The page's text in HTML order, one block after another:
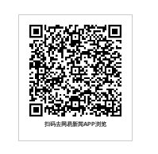
扫码去网易新闻APP浏览